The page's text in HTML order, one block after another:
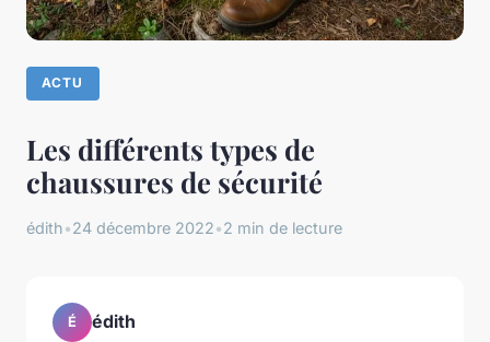
ACTU
Les différents types de
chaussures de sécurité
édith•24 décembre 2022•2 min de lecture
É édith